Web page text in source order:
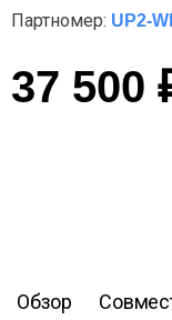
Партномер: UP2-
37 500
Обзор